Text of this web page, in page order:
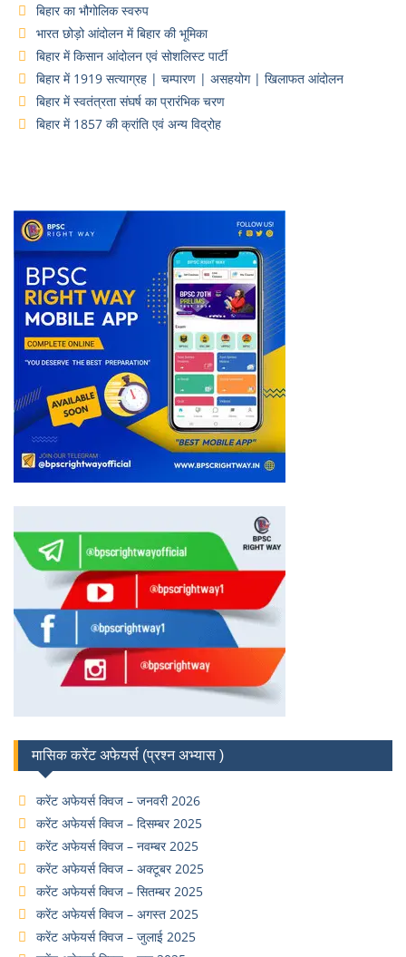
बिहार का भौगोलिक स्वरुप
भारत छोड़ो आंदोलन में बिहार की भूमिका
बिहार में किसान आंदोलन एवं सोशलिस्ट पार्टी
बिहार में 1919 सत्याग्रह | चम्पारण | असहयोग | खिलाफत आंदोलन
बिहार में स्वतंत्रता संघर्ष का प्रारंभिक चरण
बिहार में 1857 की क्रांति एवं अन्य विद्रोह
मासिक करेंट अफेयर्स (प्रश्न अभ्यास )
करेंट अफेयर्स क्विज – जनवरी 2026
करेंट अफेयर्स क्विज – दिसम्बर 2025
करेंट अफेयर्स क्विज – नवम्बर 2025
करेंट अफेयर्स क्विज – अक्टूबर 2025
करेंट अफेयर्स क्विज – सितम्बर 2025
करेंट अफेयर्स क्विज – अगस्त 2025
करेंट अफेयर्स क्विज – जुलाई 2025